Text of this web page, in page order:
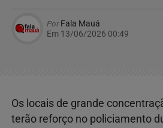
PorFala Mauá
Em 13/06/2026 00:49
Os locais de grande
terão reforço no policiamento